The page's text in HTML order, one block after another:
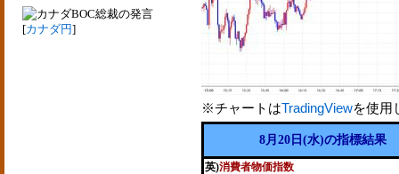
BOC総裁の発言
[カナダ円]
※チャートはTradingViewを使用
8月20日(水)の指標結果
英)消費者物価指数